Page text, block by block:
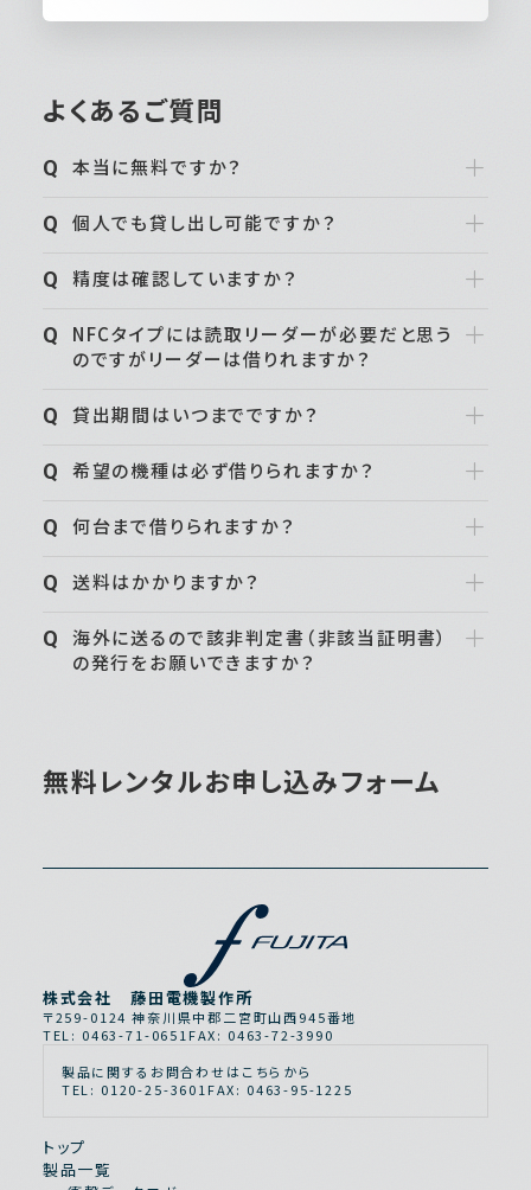
よくあるご質問
本当に無料ですか？
個人でも貸し出し可能ですか？
頂けるのは法人様のみとなっております。
精度は確認していますか？
頂く目的で貸し出しをしております。ご理解頂け
れば幸いです。
NFCタイプには読取リーダーが必要だと思う
のですがリーダーは借りれますか？
貸出期間はいつまでですか？
さい。
ご理解とご協力のほどよろしくお願いいたしま
す。
希望の機種は必ず借りられますか？
す。お客様の用途によっては最適な別の機種をご
何台まで借りられますか？
でとなります。
送料はかかりますか？
ております。
海外に送るので該非判定書（非該当証明書）
の発行をお願いできますか？
無料レンタルお申し込みフォーム
株式会社 藤田電機製作所
〒259-0124 神奈川県中郡二宮町山西945番地
TEL: 0463-71-0651FAX: 0463-72-3990
製品に関するお問合わせはこちらから
TEL: 0120-25-3601FAX: 0463-95-1225
トップ
製品一覧